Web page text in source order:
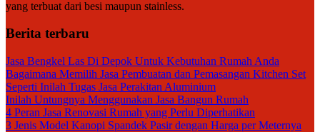
yang terbuat dari besi maupun stainless.
Berita terbaru
Jasa Bengkel Las Di Depok Untuk Kebutuhan Rumah Anda
Bagaimana Memilih Jasa Pembuatan dan Pemasangan Kitchen Set
Seperti Inilah Tugas Jasa Perakitan Aluminium
Inilah Untungnya Menggunakan Jasa Bangun Rumah
4 Peran Jasa Renovasi Rumah yang Perlu Diperhatikan
3 Jenis Model Kanopi Spandek Pasir dengan Harga per Meternya